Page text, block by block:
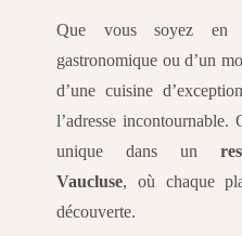
Que vous soyez en
gastronomique ou d’un
d’une cuisine
l’adresse incontournable.
unique dans un
Vaucluse, où chaque
découverte.